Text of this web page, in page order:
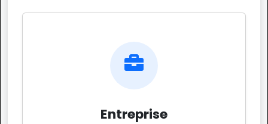
Entreprise